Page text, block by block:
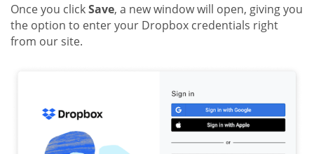
Once you clickSave, a new window will open, giving you
the option to enter your Dropbox credentials right
from our site.